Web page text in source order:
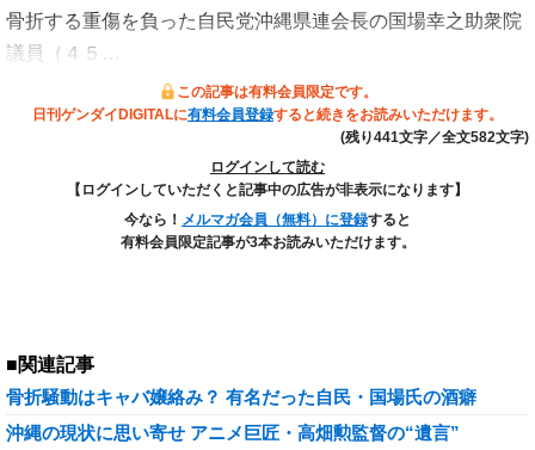
骨折する重傷を負った自民党沖縄県連会長の国場幸之助衆院
議員（４５…
この記事は有料会員限定です。
日刊ゲンダイDIGITALに有料会員登録すると続きをお読みいただけます。
(残り441文字／全文582文字)
ログインして読む
【ログインしていただくと記事中の広告が非表示になります】
今なら！ メルマガ会員（無料）に登録すると
有料会員限定記事が3本お読みいただけます。
■関連記事
骨折騒動はキャバ嬢絡み？ 有名だった自民・国場氏の酒癖
沖縄の現状に思い寄せ アニメ巨匠・高畑勲監督の“遺言”